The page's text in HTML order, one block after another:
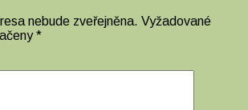
nebude zveřejněna. Vyžadované
*